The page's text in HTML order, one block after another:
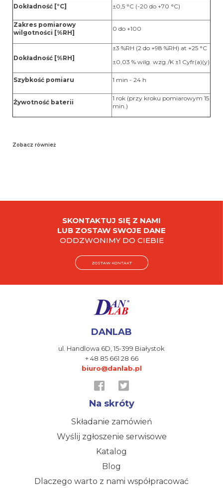
Dokładność [°C] ±0,5 °C (-20 do +70 °C)
Zakres pomiarowy
wilgotności [%RH]
0 do +100
Dokładność [%RH]
±3 %RH (2 do +98 %RH) at +25 °C
±0,03 % wilg. wzg./K ±1 Cyfr(a)(y)
Szybkość pomiaru 1 min - 24 h
Żywotność baterii
1 rok (przy kroku pomiarowym 15
min.)
Zobacz również
SKONTAKTUJ SIĘ Z NAMI
LUB ZOSTAW SWOJE DANE
ODDZWONIMY DO CIEBIE
ZOSTAW KONTAKT
DANLAB
ul. Handlowa 6D,15-399 Białystok
+ 48 85 661 28 66
biuro@danlab.pl
Na skróty
Składanie zamówień
Wyślij zgłoszenie serwisowe
Katalog
Blog
Dlaczego warto z nami współpracować